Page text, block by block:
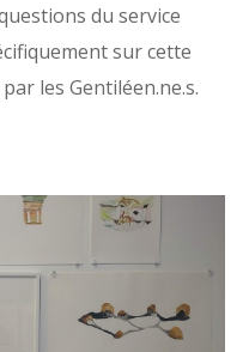
du service
sur cette
les Gentiléen.ne.s.